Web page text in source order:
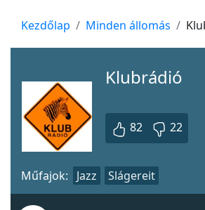
Kezdőlap Minden állomás
Klubrádió
82 22
Műfajok: Jazz Slágereit